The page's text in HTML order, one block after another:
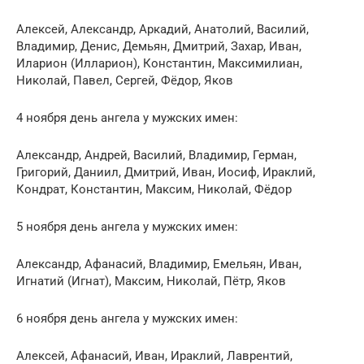
Алексей, Александр, Аркадий, Анатолий, Василий,
Владимир, Денис, Демьян, Дмитрий, Захар, Иван,
Иларион (Илларион), Константин, Максимилиан,
Николай, Павел, Сергей, Фёдор, Яков
4 ноября день ангела у мужских имен:
Александр, Андрей, Василий, Владимир, Герман,
Григорий, Даниил, Дмитрий, Иван, Иосиф, Ираклий,
Кондрат, Константин, Максим, Николай, Фёдор
5 ноября день ангела у мужских имен:
Александр, Афанасий, Владимир, Емельян, Иван,
Игнатий (Игнат), Максим, Николай, Пётр, Яков
6 ноября день ангела у мужских имен:
Алексей, Афанасий, Иван, Ираклий, Лаврентий,